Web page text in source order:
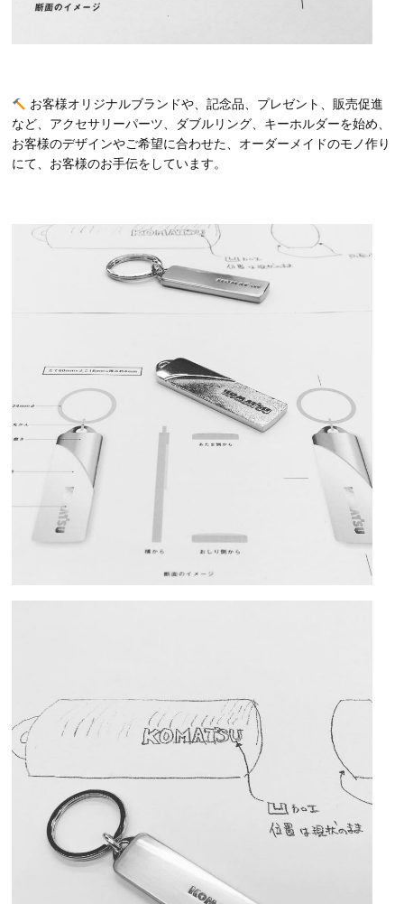
お客様オリジナルブランドや、記念品、プレゼント、販売促進
など、アクセサリーパーツ、ダブルリング、キーホルダーを始め、
お客様のデザインやご希望に合わせた、オーダーメイドのモノ作り
にて、お客様のお手伝をしています。